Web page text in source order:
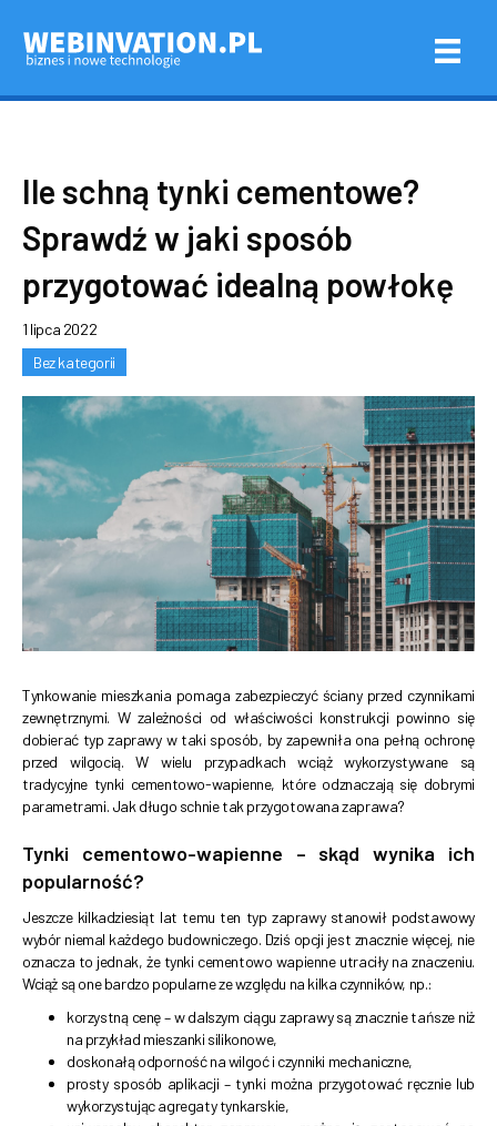
Ile schną tynki cementowe?
Sprawdź w jaki sposób
przygotować idealną powłokę
1 lipca 2022
Bez kategorii
Tynkowanie mieszkania pomaga zabezpieczyć ściany przed czynnikami
zewnętrznymi. W zależności od właściwości konstrukcji powinno się
dobierać typ zaprawy w taki sposób, by zapewniła ona pełną ochronę
przed wilgocią. W wielu przypadkach wciąż wykorzystywane są
tradycyjne tynki cementowo-wapienne, które odznaczają się dobrymi
parametrami. Jak długo schnie tak przygotowana zaprawa?
Tynki cementowo-wapienne – skąd wynika ich
popularność?
Jeszcze kilkadziesiąt lat temu ten typ zaprawy stanowił podstawowy
wybór niemal każdego budowniczego. Dziś opcji jest znacznie więcej, nie
oznacza to jednak, że tynki cementowo wapienne utraciły na znaczeniu.
Wciąż są one bardzo popularne ze względu na kilka czynników, np.:
korzystną cenę – w dalszym ciągu zaprawy są znacznie tańsze niż
na przykład mieszanki silikonowe,
doskonałą odporność na wilgoć i czynniki mechaniczne,
prosty sposób aplikacji – tynki można przygotować ręcznie lub
wykorzystując agregaty tynkarskie,